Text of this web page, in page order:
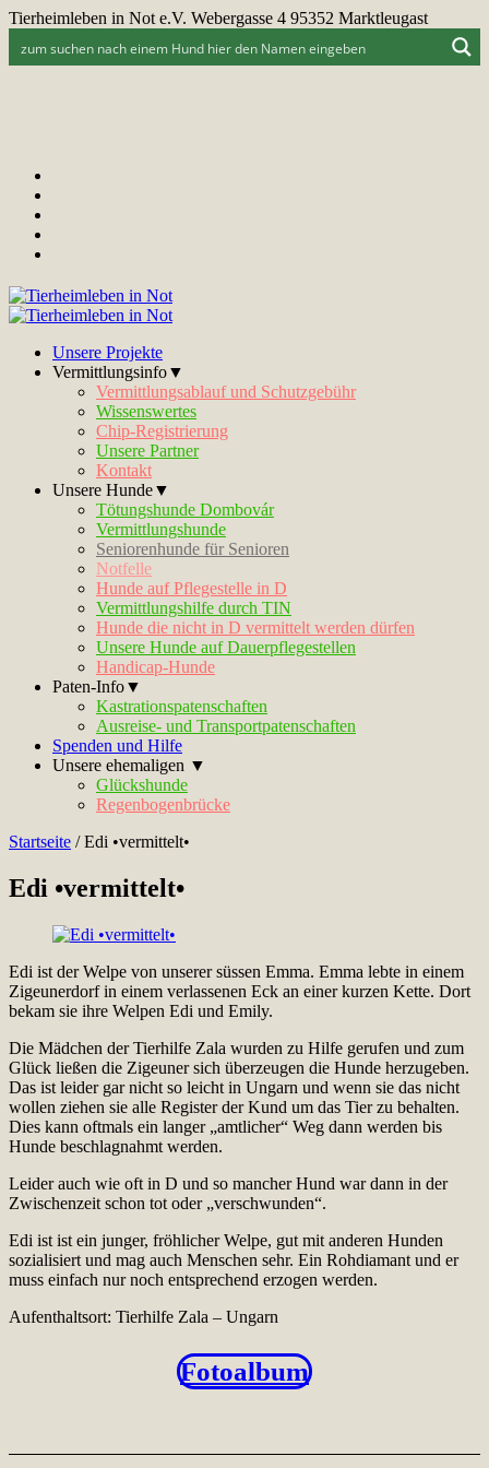
Tierheimleben in Not e.V. Webergasse 4 95352 Marktleugast
Unsere Projekte
Vermittlungsinfo▼
Vermittlungsablauf und Schutzgebühr
Wissenswertes
Chip-Registrierung
Unsere Partner
Kontakt
Unsere Hunde▼
Tötungshunde Dombovár
Vermittlungshunde
Seniorenhunde für Senioren
Notfelle
Hunde auf Pflegestelle in D
Vermittlungshilfe durch TIN
Hunde die nicht in D vermittelt werden dürfen
Unsere Hunde auf Dauerpflegestellen
Handicap-Hunde
Paten-Info▼
Kastrationspatenschaften
Ausreise- und Transportpatenschaften
Spenden und Hilfe
Unsere ehemaligen ▼
Glückshunde
Regenbogenbrücke
Startseite /Edi •vermittelt•
Edi •vermittelt•
Edi ist der Welpe von unserer süssen Emma. Emma lebte in einem
Zigeunerdorf in einem verlassenen Eck an einer kurzen Kette. Dort
bekam sie ihre Welpen Edi und Emily.
Die Mädchen der Tierhilfe Zala wurden zu Hilfe gerufen und zum
Glück ließen die Zigeuner sich überzeugen die Hunde herzugeben.
Das ist leider gar nicht so leicht in Ungarn und wenn sie das nicht
wollen ziehen sie alle Register der Kund um das Tier zu behalten.
Dies kann oftmals ein langer „amtlicher“ Weg dann werden bis
Hunde beschlagnahmt werden.
Leider auch wie oft in D und so mancher Hund war dann in der
Zwischenzeit schon tot oder „verschwunden“.
Edi ist ist ein junger, fröhlicher Welpe, gut mit anderen Hunden
sozialisiert und mag auch Menschen sehr. Ein Rohdiamant und er
muss einfach nur noch entsprechend erzogen werden.
Aufenthaltsort: Tierhilfe Zala – Ungarn
Fotoalbum